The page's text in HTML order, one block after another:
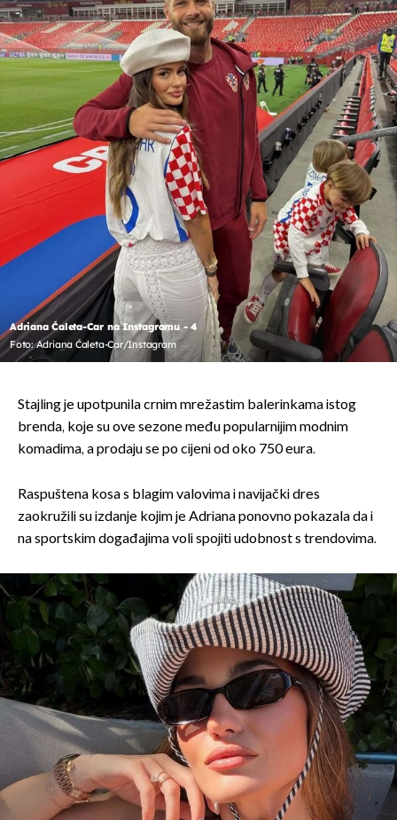
Adriana Ćaleta-Car na Instagramu - 4
Foto: Adriana Ćaleta-Car/Instagram
Stajling je upotpunila crnim mrežastim balerinkama istog
brenda, koje su ove sezone među popularnijim modnim
komadima, a prodaju se po cijeni od oko 750 eura.
Raspuštena kosa s blagim valovima i navijački dres
zaokružili su izdanje kojim je Adriana ponovno pokazala da i
na sportskim događajima voli spojiti udobnost s trendovima.